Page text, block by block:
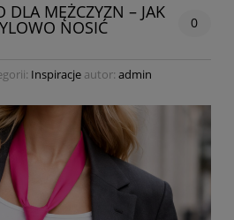
DLA MĘŻCZYZN – JAK
NOSIĆ 0
Inspiracje autor: admin